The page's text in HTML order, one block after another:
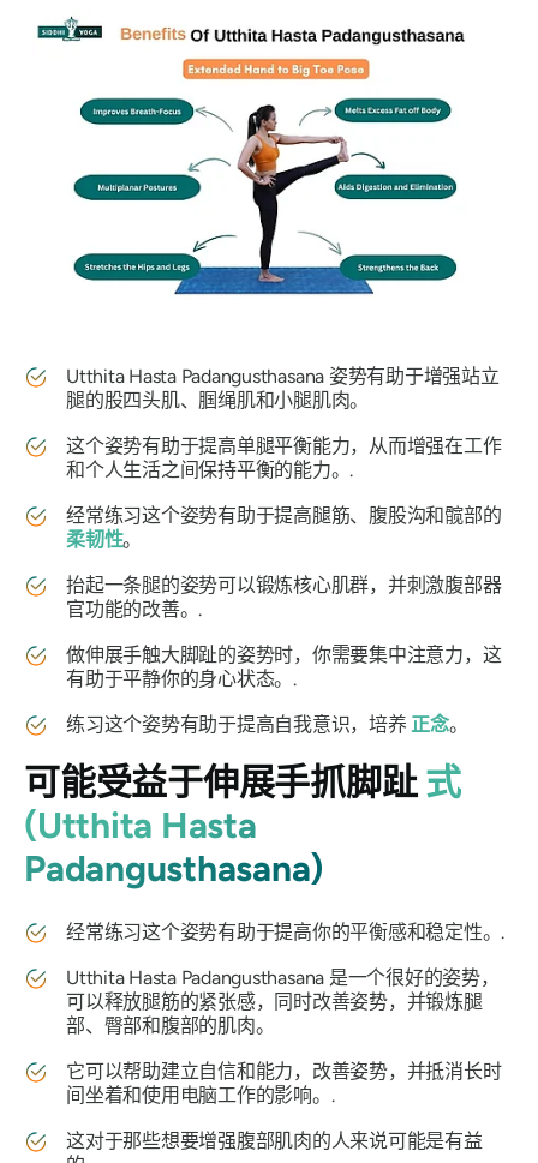
Utthita Hasta Padangusthasana 姿势有助于增强站立
腿的股四头肌、腘绳肌和小腿肌肉。
这个姿势有助于提高单腿平衡能力，从而增强在工作
和个人生活之间保持平衡的能力。.
经常练习这个姿势有助于提高腿筋、腹股沟和髋部的
柔韧性。
抬起一条腿的姿势可以锻炼核心肌群，并刺激腹部器
官功能的改善。.
做伸展手触大脚趾的姿势时，你需要集中注意力，这
有助于平静你的身心状态。.
练习这个姿势有助于提高自我意识，培养 正念。
可能受益于伸展手抓脚趾式
(Utthita Hasta
Padangusthasana)
经常练习这个姿势有助于提高你的平衡感和稳定性。.
Utthita Hasta Padangusthasana 是一个很好的姿势，
可以释放腿筋的紧张感，同时改善姿势，并锻炼腿
部、臀部和腹部的肌肉。
它可以帮助建立自信和能力，改善姿势，并抵消长时
间坐着和使用电脑工作的影响。.
这对于那些想要增强腹部肌肉的人来说可能是有益